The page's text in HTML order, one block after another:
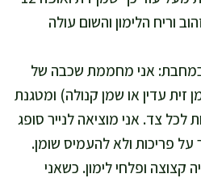
וריח הלימון והשום עולה
במחבת: אני מחממת שכבה של
זית עדין או שמן קנולה) ומטגנת
קטנות 1–2 דקות לכל צד. אני מוציאה לנייר סופג
על פריכות ולא להעמיס שומן.
קצוצה ופלחי לימון. כשאני